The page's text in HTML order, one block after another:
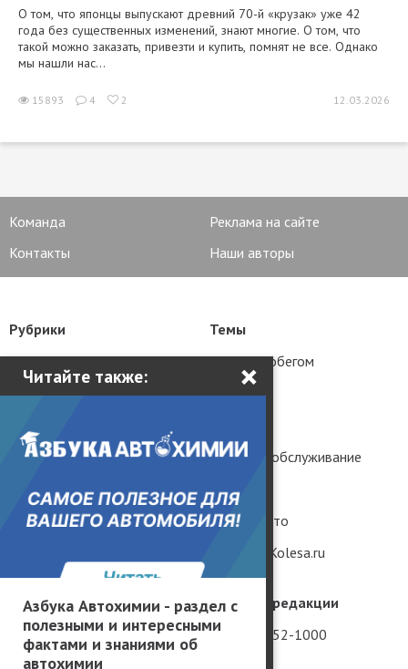
Читайте также: ×
Азбука Автохимии - раздел с
полезными и интересными
фактами и знаниями об
автохимии
О том, что японцы выпускают древний 70-й «крузак» уже 42
года без существенных изменений, знают многие. О том, что
такой можно заказать, привезти и купить, помнят не все. Однако
мы нашли нас...
15893 4 2 12.03.2026
Команда
Реклама на сайте
Контакты
Наши авторы
Телефон редакции
+7 (981) 952-1000
Рубрики
Новости
Статьи
Практика
Грузовики и автобусы
Популярные вопросы
Темы
Авто с пробегом
Тюнинг
Ремонт и обслуживание
Гаджеты
Редкие авто
Рендеры Kolesa.ru
География производителей
Россия